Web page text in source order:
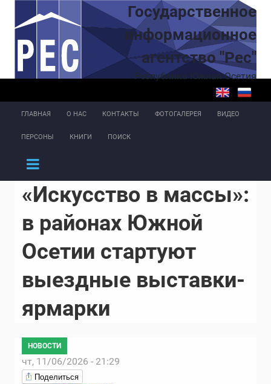
Перейти к основному содержаниюГосударственное
информационное
агентство "Рес"
Республика Южная Осетия
ГЛАВНАЯ О НАС КОНТАКТЫ ФОТОГАЛЕРЕЯ ВИДЕО
ПЕРСОНЫ КНИГИ ПОИСК
«Искусство в массы»:
в районах Южной
Осетии стартуют
выездные выставки-
ярмарки
НОВОСТИ
чт, 11/06/2026 - 21:29
Поделиться